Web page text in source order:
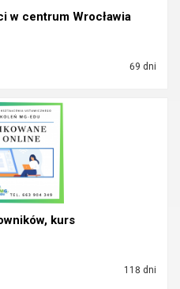
w centrum Wrocławia
69 dni
kurs
118 dni